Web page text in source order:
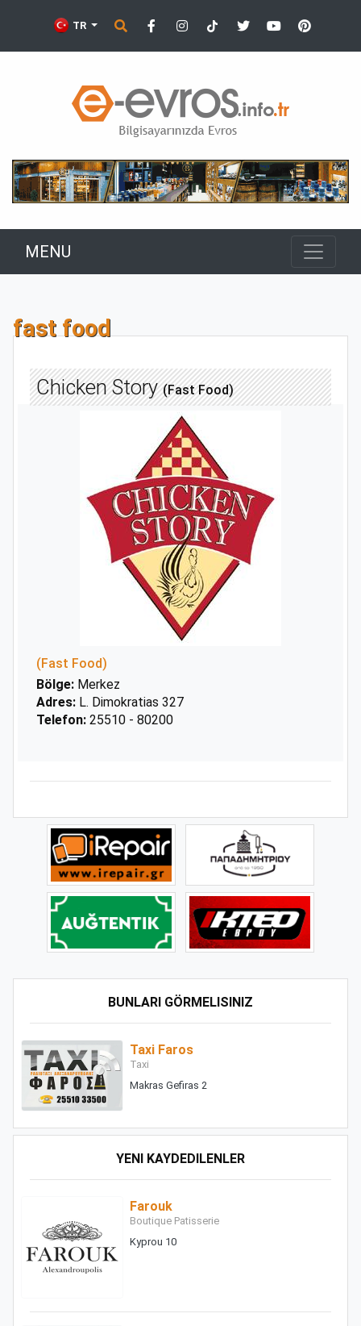
TR
MENU
BUNLARI GÖRMELISINIZ
Taxi Faros
Taxi
Makras Gefiras 2
YENI KAYDEDILENLER
Farouk
Boutique Patisserie
Kyprou 10
fast food
Chicken Story(Fast Food)
(Fast Food)
Bölge: Merkez
Adres: L. Dimokratias 327
Telefon: 25510 - 80200